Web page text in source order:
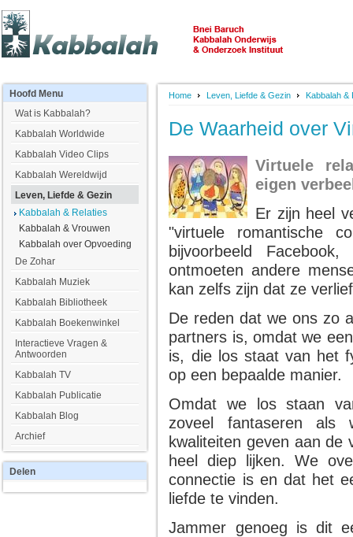
Home Leven, Liefde & Gezin Kabbalah &
De Waarheid over
Virtuele
eigen
Er zijn heel
"virtuele romantische
bijvoorbeeld
ontmoeten andere
kan zelfs zijn dat ze
De reden dat we ons zo
partners is, omdat we
is, die los staat van het
op een bepaalde manier.
Omdat we los staan
zoveel fantaseren
kwaliteiten geven aan de
heel diep lijken. We
connectie is en dat het
liefde te vinden.
Jammer genoeg is dit
Hoofd Menu
Wat is Kabbalah?
Kabbalah Worldwide
Kabbalah Video Clips
Kabbalah Wereldwijd
Leven, Liefde & Gezin
Kabbalah & Relaties
Kabbalah & Vrouwen
Kabbalah over Opvoeding
De Zohar
Kabbalah Muziek
Kabbalah Bibliotheek
Kabbalah Boekenwinkel
Interactieve Vragen &
Antwoorden
Kabbalah TV
Kabbalah Publicatie
Kabbalah Blog
Archief
Delen